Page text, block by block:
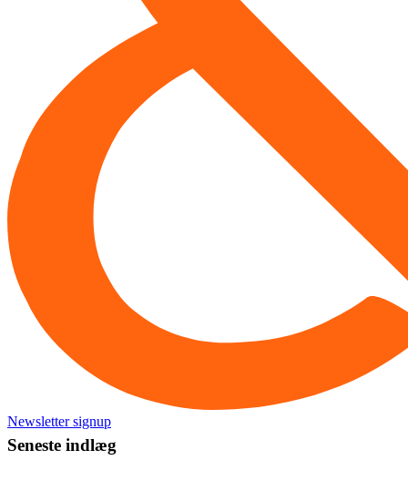
Newsletter signup
Seneste indlæg